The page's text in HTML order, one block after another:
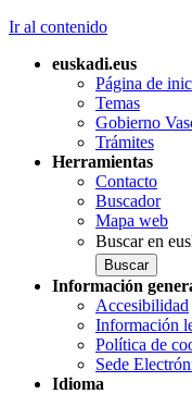
Ir al contenido
euskadi.eus
Página de
Temas
Gobierno
Trámites
Herramientas
Contacto
Buscador
Mapa web
Buscar en
Información
Accesibilidad
Información
Política de
Sede
Idioma